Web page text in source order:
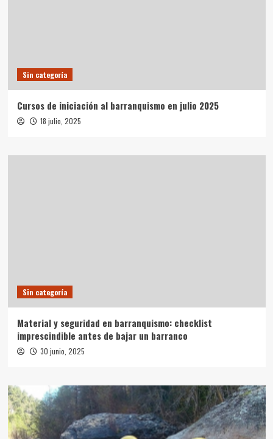
Sin categoría
Cursos de iniciación al barranquismo en julio 2025
18 julio, 2025
Sin categoría
Material y seguridad en barranquismo: checklist
imprescindible antes de bajar un barranco
30 junio, 2025